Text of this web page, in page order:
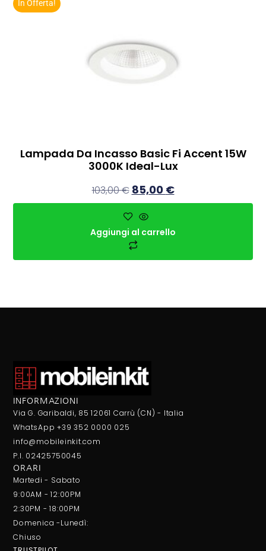
In Offerta!
Lampada Da Incasso Basic Fi Accent 15W
3000K Ideal-Lux
103,00€ 85,00 €
Aggiungi al carrello
INFORMAZIONI
Via G. Garibaldi, 85 12061 Carrù (CN) - Italia
WhatsApp +39 352 0000 025
info@mobileinkit.com
P.I. 02425750045
ORARI
Martedi - Sabato
9:00AM - 12:00PM
2:30PM - 18:00PM
Domenica -Lunedì:
Chiuso